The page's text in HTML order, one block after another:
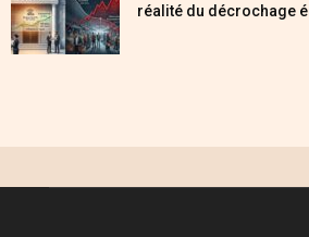
réalité du décrochage